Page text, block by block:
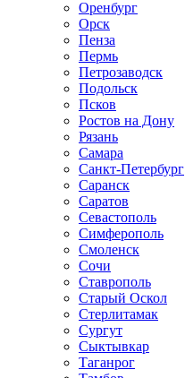
Оренбург
Орск
Пенза
Пермь
Петрозаводск
Подольск
Псков
Ростов на Дону
Рязань
Самара
Санкт-Петербург
Саранск
Саратов
Севастополь
Симферополь
Смоленск
Сочи
Ставрополь
Старый Оскол
Стерлитамак
Сургут
Сыктывкар
Таганрог